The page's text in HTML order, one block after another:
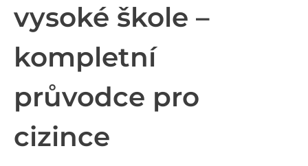
vysoké škole –
kompletní
průvodce pro
cizince